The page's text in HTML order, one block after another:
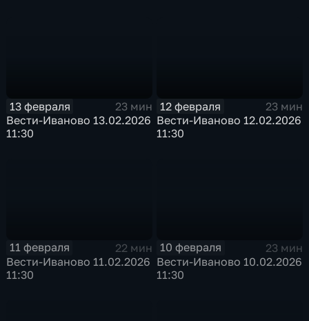
13 февраля
23 мин
Вести-Иваново 13.02.2026
11:30
12 февраля
23 мин
Вести-Иваново 12.02.2026
11:30
11 февраля
22 мин
Вести-Иваново 11.02.2026
11:30
10 февраля
23 мин
Вести-Иваново 10.02.2026
11:30